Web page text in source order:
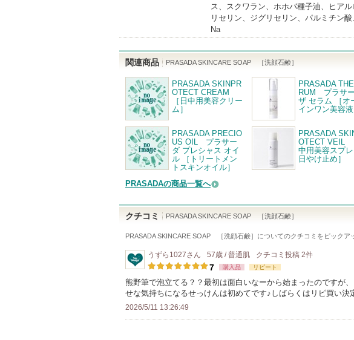
ス、スクワラン、ホホバ種子油、ヒア
リセリン、ジグリセリン、パルミチン
Na
関連商品 PRASADA SKINCARE SOAP ［洗顔石鹸］
PRASADA SKINPR
OTECT CREAM
［日中用美容クリー
ム］
PRASADA
RUM プラサ
ザ セラム ［オ
インワン美容液
PRASADA PRECIO
US OIL プラサー
ダ プレシャス オイ
ル ［トリートメン
トスキンオイル］
PRASADA
OTECT VEIL
中用美容スプレ
日やけ止め］
PRASADAの商品一覧へ
クチコミ PRASADA SKINCARE SOAP ［洗顔石鹸］
PRASADA SKINCARE SOAP ［洗顔石鹸］ についてのクチコミをピックア
うずら1027さん 57歳 / 普通肌 クチコミ投稿 2件
7 購入品 リピート
熊野筆で泡立てる？？最初は面白いなーから始まったのですが
せな気持ちになるせっけんは初めてです♪しばらくはリピ買い決
2026/5/11 13:26:49